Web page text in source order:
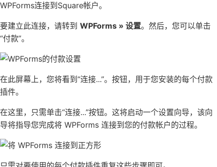
WPForms连接到Square帐户。
要建立此连接，请转到 WPForms » 设置。然后，您可以单击
“付款”。
在此屏幕上，您将看到“连接...”。按钮，用于您安装的每个付款
插件。
在这里，只需单击“连接...”按钮。这将启动一个设置向导，该向
导将指导您完成将 WPForms 连接到您的付款帐户的过程。